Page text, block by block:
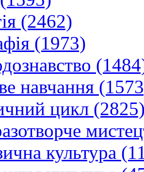
(2462)
(1973)
навчання
цикл
культура